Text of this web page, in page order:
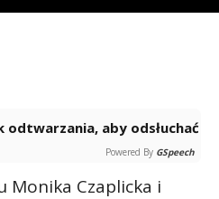
Powered By GSpeech
Monika Czaplicka i